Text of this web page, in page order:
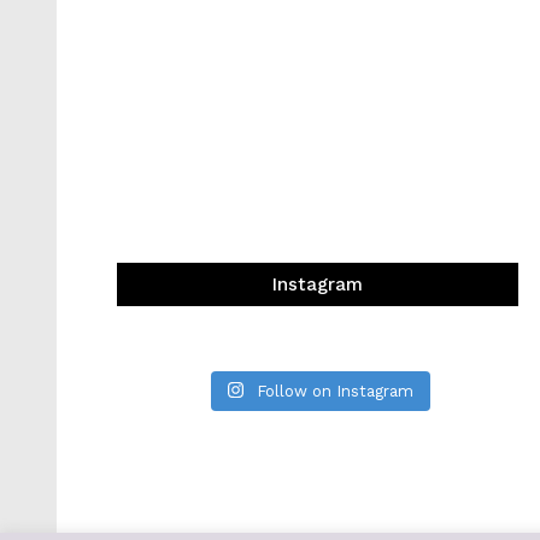
Instagram
Follow on Instagram